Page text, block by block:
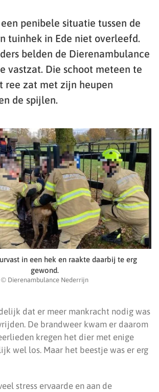
penibele situatie tussen de
tuinhek in Ede niet overleefd.
belden de Dierenambulance
vastzat. Die schoot meteen te
ree zat met zijn heupen
de spijlen.
in een hek en raakte daarbij te erg
gewond.
© Dierenambulance Nederrijn
dat er meer mankracht nodig was
De brandweer kwam er daarom
kregen het dier met enige
wel los. Maar het beestje was er erg
stress ervaarde en aan de